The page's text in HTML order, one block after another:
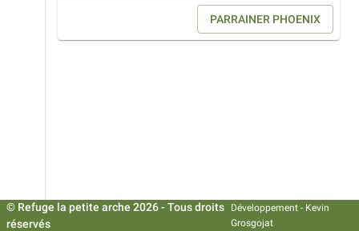
PARRAINER PHOENIX
© Refuge la petite arche 2026- Tous droits
réservés
Développement - Kevin
Grosgojat